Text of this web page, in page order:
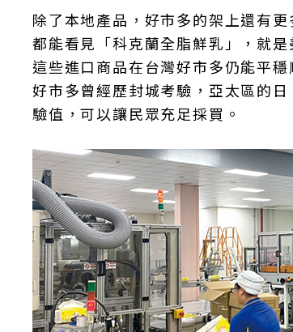
除了本地產品，好市多的架上還有
都能看見「科克蘭全脂鮮乳」，就
這些進口商品在台灣好市多仍能平
好市多曾經歷封城考驗，亞太區的
驗值，可以讓民眾充足採買。